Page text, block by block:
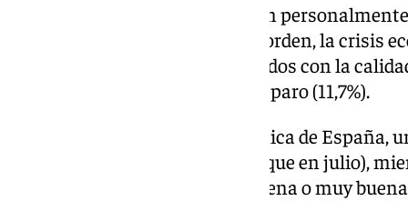
Los asuntos que más preocupan
consultado el CIS son, por este orden, la crisis
(17,1%), los problemas relacionados con la
(15,3%), la inmigración (13,7) y el paro (11,7%).
Respecto a la situación económica de España,
muy mala» (dos puntos menos que en julio),
barómetro anterior la juzga «buena o muy